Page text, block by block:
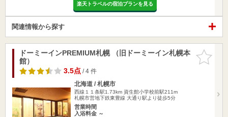
楽天トラベルの宿泊プランを見る
関連情報から探す
お気に入
りに追加
ドーミーインPREMIUM札幌 （旧ドーミーイン札幌本
館）
3.5点/ 4 件
北海道 / 札幌市
西線１１条駅1.73km 資生館小学校前駅211m
札幌市営地下鉄東豊線 大通り駅より徒歩5分
営業時間
入浴料金 ～